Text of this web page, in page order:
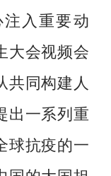
入重要动
大会视频会
共同构建人
出一系列重
球抗疫的一